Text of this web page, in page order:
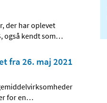
der har oplevet
også kendt som…
fra 26. maj 2021
for en…